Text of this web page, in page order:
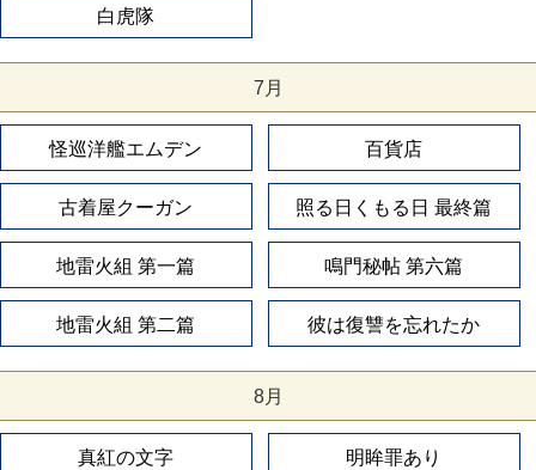
白虎隊
7月
怪巡洋艦エムデン 百貨店
古着屋クーガン 照る日くもる日 最終篇
地雷火組 第一篇 鳴門秘帖 第六篇
地雷火組 第二篇 彼は復讐を忘れたか
8月
真紅の文字 明眸罪あり